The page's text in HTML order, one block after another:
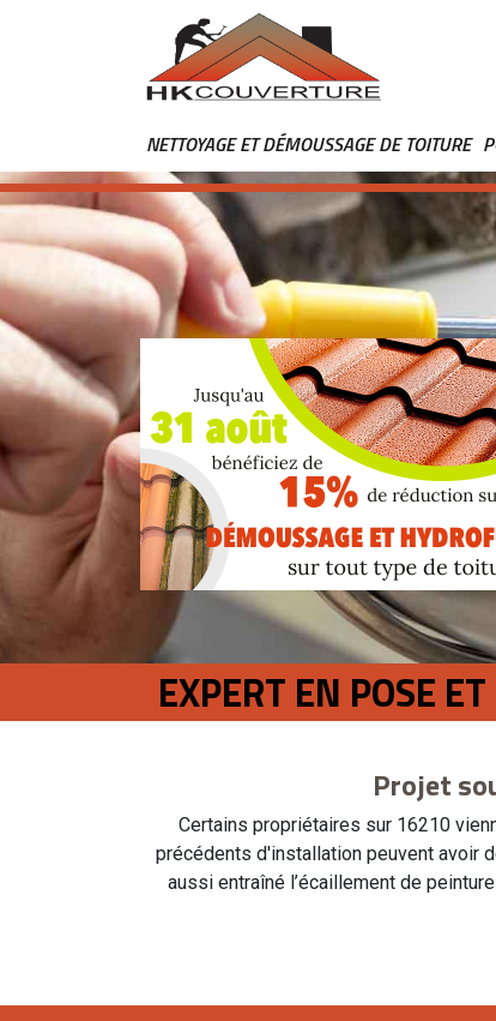
NETTOYAGE ET DÉMOUSSAGE DE TOITURE
EXPERT EN POSE
Projet
Certains propriétaires sur 16210
précédents d'installation peuvent avoir
aussi entraîné l’écaillement de